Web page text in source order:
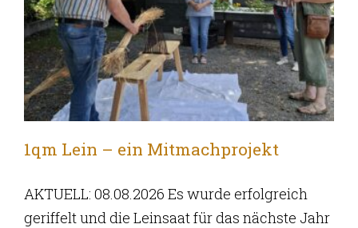
1qm Lein – ein Mitmachprojekt
AKTUELL: 08.08.2026 Es wurde erfolgreich
geriffelt und die Leinsaat für das nächste Jahr